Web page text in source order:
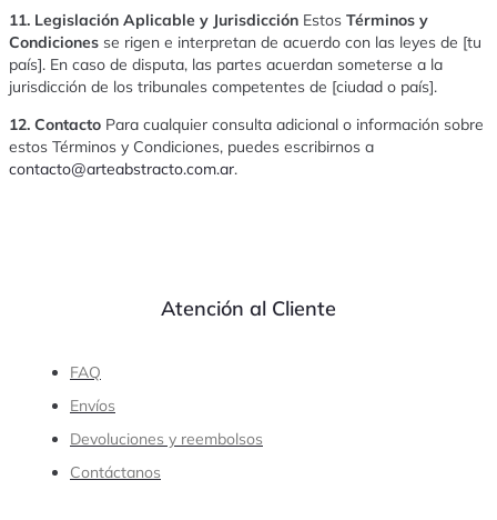
11. Legislación Aplicable y Jurisdicción Estos Términos y
Condiciones se rigen e interpretan de acuerdo con las leyes de [tu
país]. En caso de disputa, las partes acuerdan someterse a la
jurisdicción de los tribunales competentes de [ciudad o país].
12. Contacto Para cualquier consulta adicional o información sobre
estos Términos y Condiciones, puedes escribirnos a
contacto@arteabstracto.com.ar.
Atención al Cliente
FAQ
Envíos
Devoluciones y reembolsos
Contáctanos